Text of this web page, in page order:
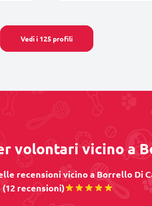
Vedi i 125 profili
volontari vicino a
recensioni vicino a Borrello Di
(12 recensioni)